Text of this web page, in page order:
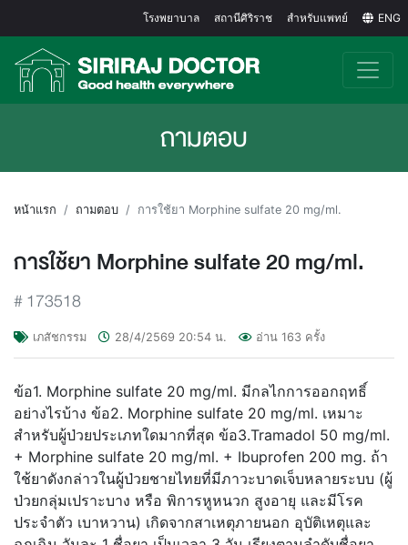
โรงพยาบาล สถานีศิริราช สำหรับแพทย์ ENG
ถามตอบ
หน้าแรก ถามตอบ การใช้ยา Morphine sulfate 20 mg/ml.
การใช้ยา Morphine sulfate 20 mg/ml.
#173518
เภสัชกรรม 28/4/2569 20:54 น. อ่าน 163 ครั้ง
ข้อ1. Morphine sulfate 20 mg/ml. มีกลไกการออกฤทธิ์
อย่างไรบ้าง ข้อ2. Morphine sulfate 20 mg/ml. เหมาะ
สำหรับผู้ป่วยประเภทใดมากที่สุด ข้อ3.Tramadol 50 mg/ml.
+ Morphine sulfate 20 mg/ml. + Ibuprofen 200 mg. ถ้า
ใช้ยาดังกล่าวในผู้ป่วยชายไทยที่มีภาวะบาดเจ็บหลายระบบ (ผู้
ป่วยกลุ่มเปราะบาง หรือ พิการหูหนวก สูงอายุ และมีโรค
ประจำตัว เบาหวาน) เกิดจากสาเหตุภายนอก อุบัติเหตุและ